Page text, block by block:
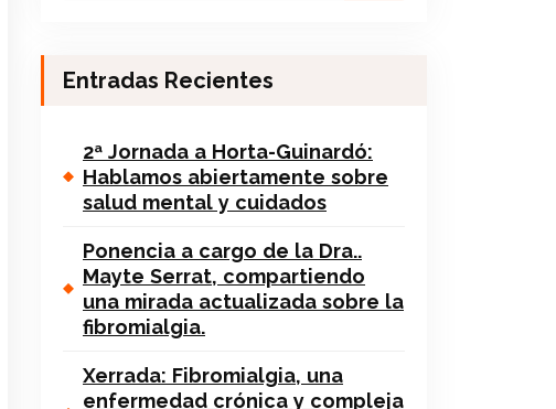
Entradas Recientes
2ª Jornada a Horta-Guinardó:
Hablamos abiertamente sobre
salud mental y cuidados
Ponencia a cargo de la Dra..
Mayte Serrat, compartiendo
una mirada actualizada sobre la
fibromialgia.
Xerrada: Fibromialgia, una
enfermedad crónica y compleja